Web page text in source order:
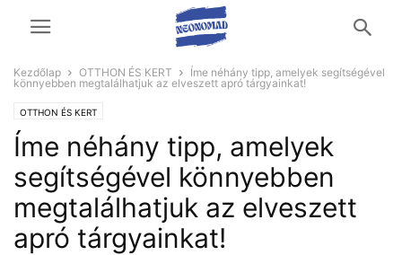
Kezdőlap OTTHON ÉS KERT
Íme néhány tipp, amelyek segítségével
könnyebben megtalálhatjuk az elveszett apró tárgyainkat!
OTTHON ÉS KERT
Íme néhány tipp, amelyek
segítségével könnyebben
megtalálhatjuk az elveszett
apró tárgyainkat!